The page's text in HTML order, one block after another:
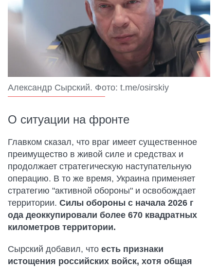
Александр Сырский. Фото: t.me/osirskiy
О ситуации на фронте
Главком сказал, что враг имеет существенное
преимущество в живой силе и средствах и
продолжает стратегическую наступательную
операцию. В то же время, Украина применяет
стратегию "активной обороны" и освобождает
территории. Силы обороны с начала 2026 г
ода деоккупировали более 670 квадратных
километров территории.
Сырский добавил, что есть признаки
истощения российских войск, хотя общая